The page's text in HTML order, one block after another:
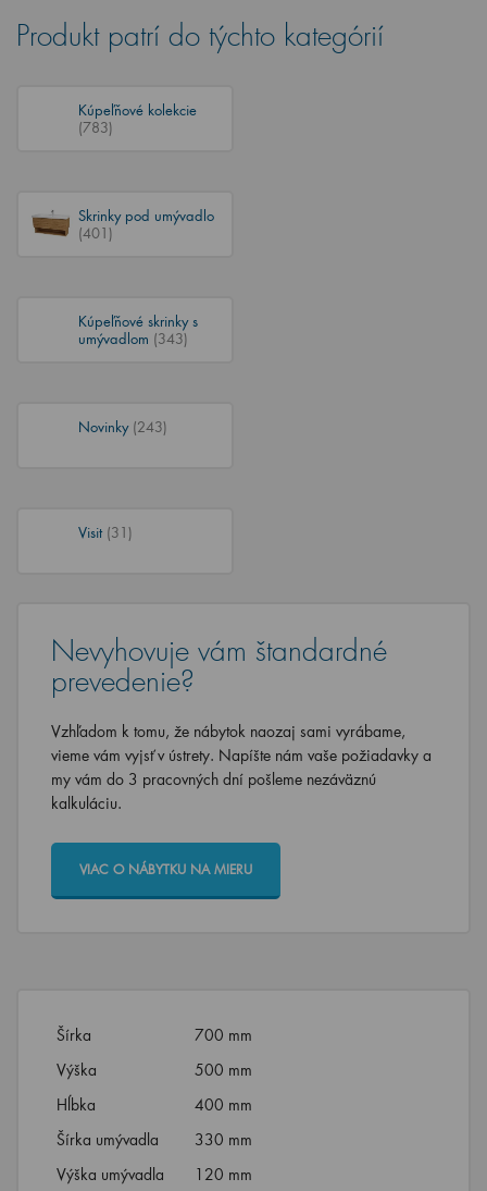
Produkt patrí do týchto kategórií
Kúpeľňové kolekcie
(783)
Skrinky pod umývadlo
(401)
Kúpeľňové skrinky s
umývadlom (343)
Novinky (243)
Visit (31)
Nevyhovuje vám štandardné
prevedenie?
Vzhľadom k tomu, že nábytok naozaj sami vyrábame,
vieme vám vyjsť v ústrety. Napíšte nám vaše požiadavky a
my vám do 3 pracovných dní pošleme nezáväznú
kalkuláciu.
VIAC O NÁBYTKU NA MIERU
Šírka
700 mm
Výška
500 mm
Hĺbka
400 mm
Šírka umývadla
330 mm
Výška umývadla
120 mm